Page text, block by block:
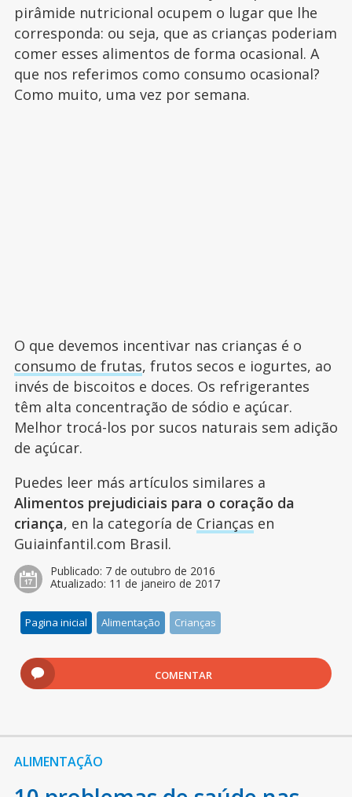
pirâmide nutricional ocupem o lugar que lhe
corresponda: ou seja, que as crianças poderiam
comer esses alimentos de forma ocasional. A
que nos referimos como consumo ocasional?
Como muito, uma vez por semana.
O que devemos incentivar nas crianças é o
consumo de frutas, frutos secos e iogurtes, ao
invés de biscoitos e doces. Os refrigerantes
têm alta concentração de sódio e açúcar.
Melhor trocá-los por sucos naturais sem adição
de açúcar.
Puedes leer más artículos similares a
Alimentos prejudiciais para o coração da
criança, en la categoría de Crianças en
Guiainfantil.com Brasil.
Publicado: 7 de outubro de 2016
Atualizado: 11 de janeiro de 2017
Pagina inicial Alimentação Crianças
COMENTAR
ALIMENTAÇÃO